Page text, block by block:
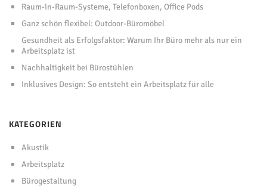
Raum-in-Raum-Systeme, Telefonboxen, Office Pods
Ganz schön flexibel: Outdoor-Büromöbel
Gesundheit als Erfolgsfaktor: Warum Ihr Büro mehr als nur ein
Arbeitsplatz ist
Nachhaltigkeit bei Bürostühlen
Inklusives Design: So entsteht ein Arbeitsplatz für alle
KATEGORIEN
Akustik
Arbeitsplatz
Bürogestaltung